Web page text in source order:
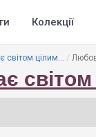
Колекції
світом цілим...
світом